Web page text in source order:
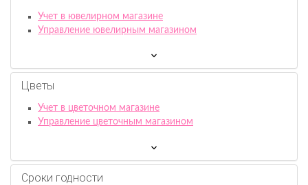
Учет в ювелирном магазине
Управление ювелирным магазином
Цветы
Учет в цветочном магазине
Управление цветочным магазином
Сроки годности